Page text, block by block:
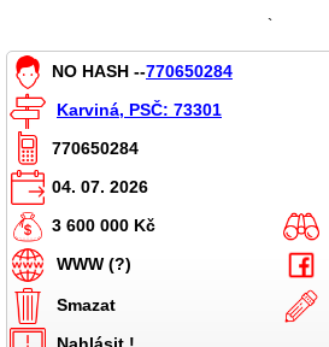
`
NO HASH --770650284
Karviná, PSČ: 73301
770650284
04. 07. 2026
3 600 000 Kč
WWW (?)
Smazat